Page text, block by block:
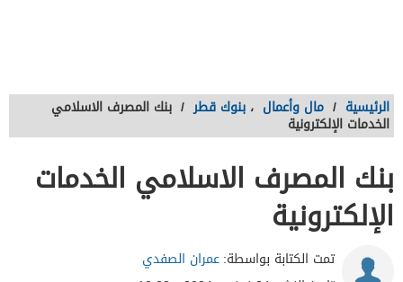
الرئيسية / مال وأعمال ، بنوك قطر / بنك المصرف الاسلامي
الخدمات الإلكترونية
بنك المصرف الاسلامي الخدمات
الإلكترونية
تمت الكتابة بواسطة:عمران الصفدي